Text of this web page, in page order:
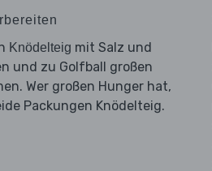
Knödelteig mit Salz und
und zu Golfball großen
Wer großen Hunger hat,
Packungen Knödelteig.